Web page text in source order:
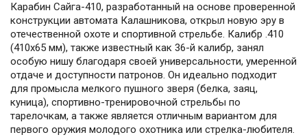
Карабин Сайга-410, разработанный на основе проверенной
конструкции автомата Калашникова, открыл новую эру в
отечественной охоте и спортивной стрельбе. Калибр .410
(410х65 мм), также известный как 36-й калибр, занял
особую нишу благодаря своей универсальности, умеренной
отдаче и доступности патронов. Он идеально подходит
для промысла мелкого пушного зверя (белка, заяц,
куница), спортивно-тренировочной стрельбы по
тарелочкам, а также является отличным вариантом для
первого оружия молодого охотника или стрелка-любителя.